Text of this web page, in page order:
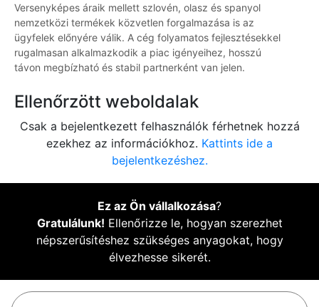
Versenyképes áraik mellett szlovén, olasz és spanyol
nemzetközi termékek közvetlen forgalmazása is az
ügyfelek előnyére válik. A cég folyamatos fejlesztésekkel
rugalmasan alkalmazkodik a piac igényeihez, hosszú
távon megbízható és stabil partnerként van jelen.
Ellenőrzött weboldalak
Csak a bejelentkezett felhasználók férhetnek hozzá
ezekhez az információkhoz. Kattints ide a
bejelentkezéshez.
Ez az Ön vállalkozása?
Gratulálunk! Ellenőrizze le, hogyan szerezhet
népszerűsítéshez szükséges anyagokat, hogy
élvezhesse sikerét.